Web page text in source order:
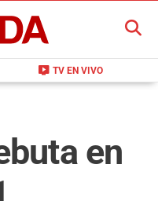
live_tv TV EN VIVO
BUSCAR
en